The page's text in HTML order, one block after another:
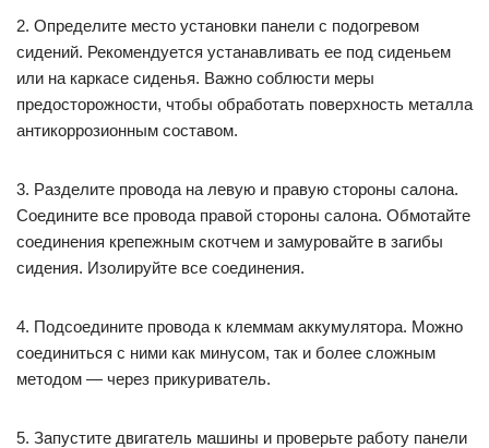
2. Определите место установки панели с подогревом
сидений. Рекомендуется устанавливать ее под сиденьем
или на каркасе сиденья. Важно соблюсти меры
предосторожности, чтобы обработать поверхность металла
антикоррозионным составом.
3. Разделите провода на левую и правую стороны салона.
Соедините все провода правой стороны салона. Обмотайте
соединения крепежным скотчем и замуровайте в загибы
сидения. Изолируйте все соединения.
4. Подсоедините провода к клеммам аккумулятора. Можно
соединиться с ними как минусом, так и более сложным
методом — через прикуриватель.
5. Запустите двигатель машины и проверьте работу панели